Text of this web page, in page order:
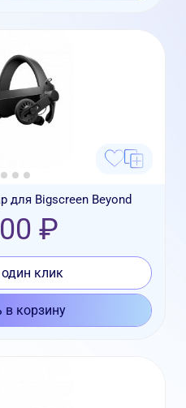
для Bigscreen Beyond
₽
клик
в корзину